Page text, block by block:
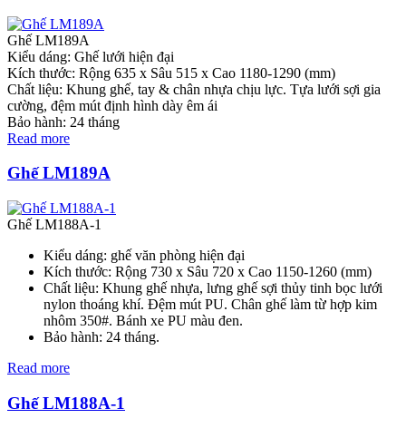
Ghế LM189A
Kiểu dáng: Ghế lưới hiện đại
Kích thước: Rộng 635 x Sâu 515 x Cao 1180-1290 (mm)
Chất liệu: Khung ghế, tay & chân nhựa chịu lực. Tựa lưới sợi gia
cường, đệm mút định hình dày êm ái
Bảo hành: 24 tháng
Read more
Ghế LM189A
Ghế LM188A-1
Kiểu dáng: ghế văn phòng hiện đại
Kích thước: Rộng 730 x Sâu 720 x Cao 1150-1260 (mm)
Chất liệu: Khung ghế nhựa, lưng ghế sợi thủy tinh bọc lưới
nylon thoáng khí. Đệm mút PU. Chân ghế làm từ hợp kim
nhôm 350#. Bánh xe PU màu đen.
Bảo hành: 24 tháng.
Read more
Ghế LM188A-1